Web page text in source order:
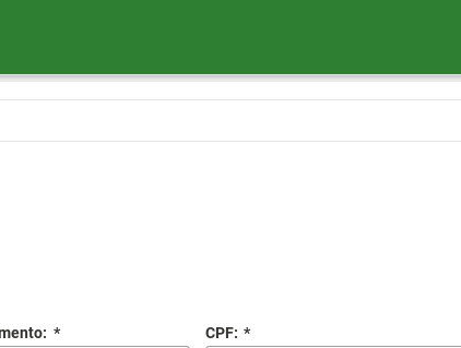
* CPF: *